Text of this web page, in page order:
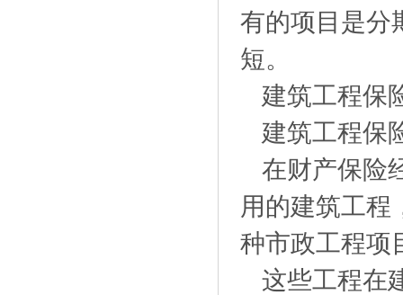
有的项目是分
短。
建筑工程保
建筑工程保
在财产保险
用的建筑工程
种市政工程项
这些工程在